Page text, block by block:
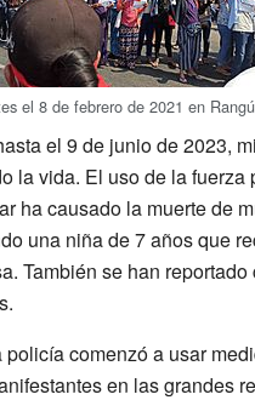
el 8 de febrero de 2021 en
el 9 de junio de 2023,
la vida. El uso de la fuerza
ha causado la muerte de
una niña de 7 años que
También se han reportado
policía comenzó a usar
en las grandes